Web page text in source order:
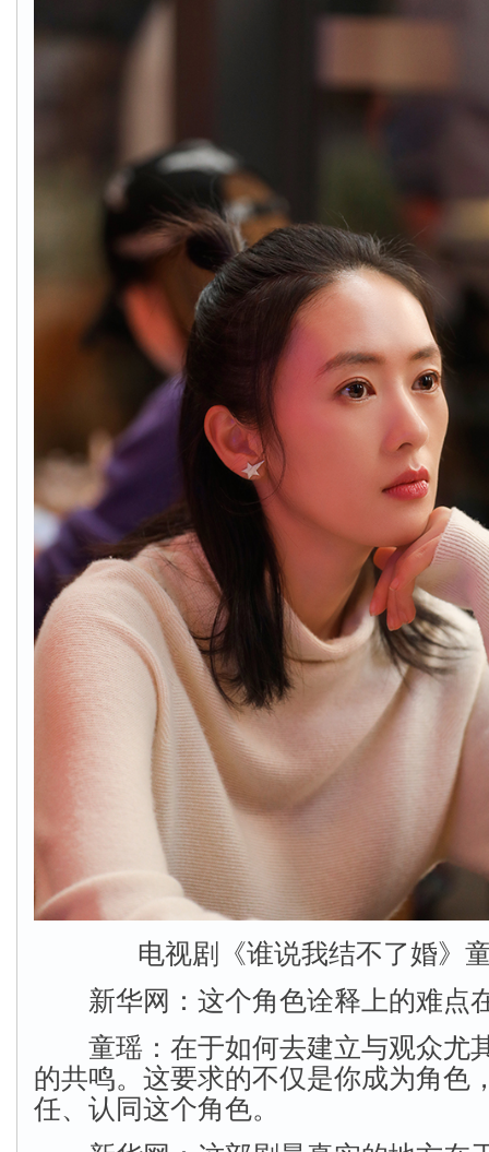
电视剧《谁说我结不了婚》
新华网：这个角色诠释上的难点
童瑶：在于如何去建立与观众尤
的共鸣。这要求的不仅是你成为角色
任、认同这个角色。